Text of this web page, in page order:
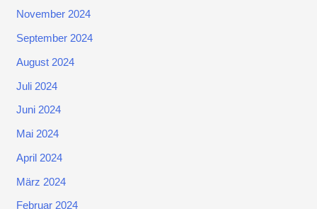
November 2024
September 2024
August 2024
Juli 2024
Juni 2024
Mai 2024
April 2024
März 2024
Februar 2024